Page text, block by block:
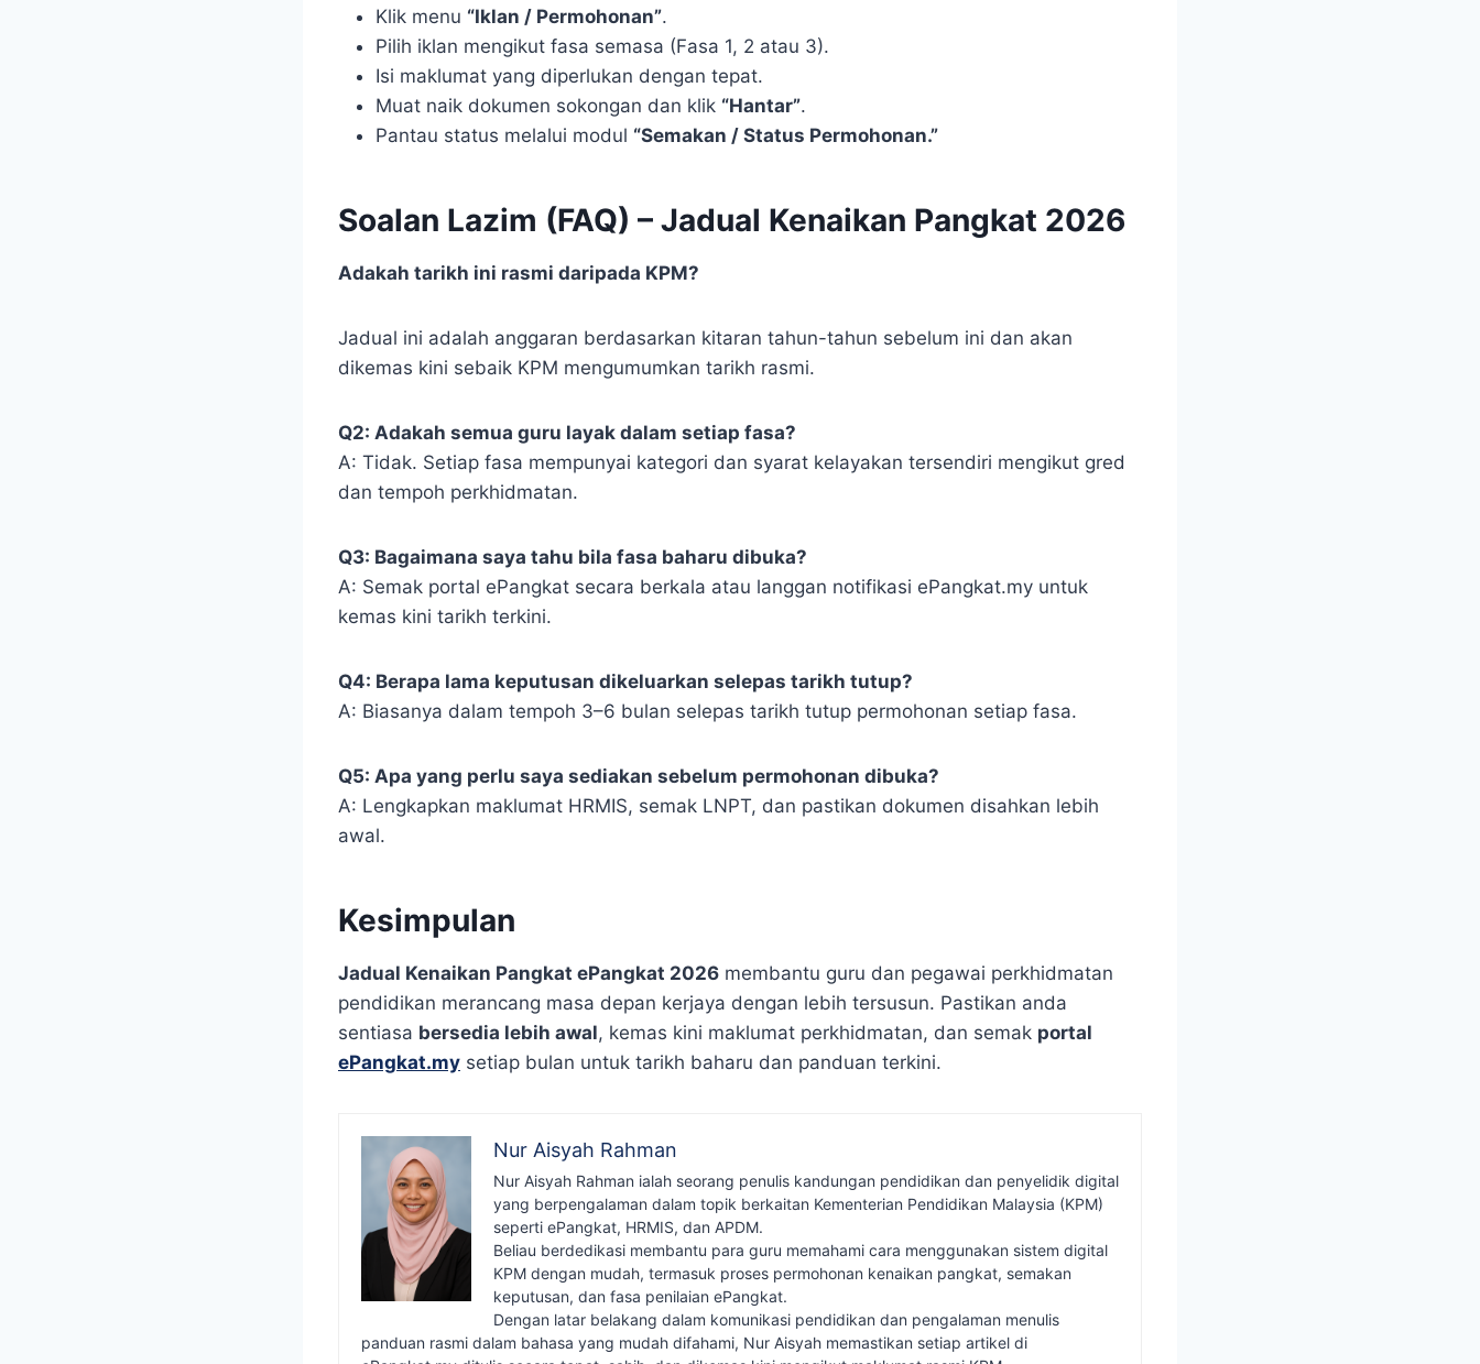
Klik menu “Iklan / Permohonan”.
Pilih iklan mengikut fasa semasa (Fasa 1, 2 atau 3).
Isi maklumat yang diperlukan dengan tepat.
Muat naik dokumen sokongan dan klik “Hantar”.
Pantau status melalui modul “Semakan / Status Permohonan.”
Soalan Lazim (FAQ) – Jadual Kenaikan Pangkat 2026
Adakah tarikh ini rasmi daripada KPM?
Jadual ini adalah anggaran berdasarkan kitaran tahun-tahun sebelum ini dan akan
dikemas kini sebaik KPM mengumumkan tarikh rasmi.
Q2: Adakah semua guru layak dalam setiap fasa?
A: Tidak. Setiap fasa mempunyai kategori dan syarat kelayakan tersendiri mengikut gred
dan tempoh perkhidmatan.
Q3: Bagaimana saya tahu bila fasa baharu dibuka?
A: Semak portal ePangkat secara berkala atau langgan notifikasi ePangkat.my untuk
kemas kini tarikh terkini.
Q4: Berapa lama keputusan dikeluarkan selepas tarikh tutup?
A: Biasanya dalam tempoh 3–6 bulan selepas tarikh tutup permohonan setiap fasa.
Q5: Apa yang perlu saya sediakan sebelum permohonan dibuka?
A: Lengkapkan maklumat HRMIS, semak LNPT, dan pastikan dokumen disahkan lebih
awal.
Kesimpulan
Jadual Kenaikan Pangkat ePangkat 2026 membantu guru dan pegawai perkhidmatan
pendidikan merancang masa depan kerjaya dengan lebih tersusun. Pastikan anda
sentiasa bersedia lebih awal, kemas kini maklumat perkhidmatan, dan semak portal
ePangkat.my setiap bulan untuk tarikh baharu dan panduan terkini.
Nur Aisyah Rahman
Nur Aisyah Rahman ialah seorang penulis kandungan pendidikan dan penyelidik digital
yang berpengalaman dalam topik berkaitan Kementerian Pendidikan Malaysia (KPM)
seperti ePangkat, HRMIS, dan APDM.
Beliau berdedikasi membantu para guru memahami cara menggunakan sistem digital
KPM dengan mudah, termasuk proses permohonan kenaikan pangkat, semakan
keputusan, dan fasa penilaian ePangkat.
Dengan latar belakang dalam komunikasi pendidikan dan pengalaman menulis
panduan rasmi dalam bahasa yang mudah difahami, Nur Aisyah memastikan setiap artikel di